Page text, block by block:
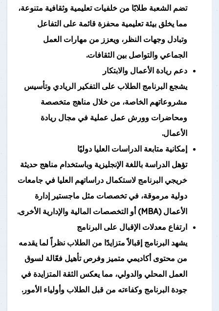
تضم الشعبة طلابًا من خلفيات تعليمية وثقافية متنوعة،
مما يخلق بيئة تعليمية محفزة قائمة على التفاعل
وتبادل وجهات النظر، ويعزز من مهارات العمل
الجماعي والتواصل بين الثقافات.
دعم ريادة الأعمال والابتكار
يشجع البرنامج الطلاب على التفكير الريادي وتأسيس
مشروعاتهم الخاصة، من خلال مناهج متخصصة
ومحاضرات وورش عمل عملية في مجال ريادة
الأعمال.
إمكانية متابعة الدراسات العليا دوليًا
تؤهل الدراسة باللغة الإنجليزية وباستخدام مناهج حديثة
خريجي البرنامج لاستكمال دراساتهم العليا في جامعات
دولية مرموقة، في تخصصات مثل ماجستير إدارة
الأعمال (MBA) أو التخصصات المالية والإدارية الأخرى.
ارتفاع معدلات الإقبال على البرنامج
يشهد البرنامج إقبالاً متزايدًا من الطلاب نظراً لما يقدمه
من محتوى أكاديمي متميز وفرص تأهيل فعّالة لسوق
العمل المحلي والدولي، مما يعكس الثقة المتزايدة في
جودة البرنامج وكفاءته من قبل الطلاب وأولياء الأمور.